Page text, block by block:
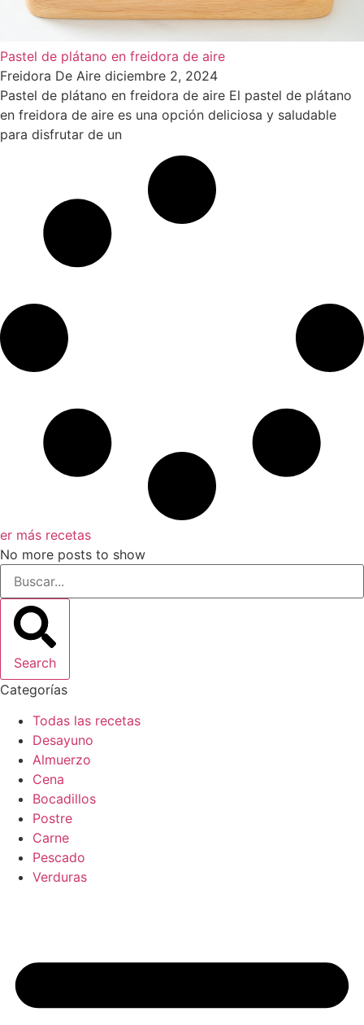
Pastel de plátano en freidora de aire
Freidora De Aire diciembre 2, 2024
Pastel de plátano en freidora de aire El pastel de plátano
en freidora de aire es una opción deliciosa y saludable
para disfrutar de un
er más recetas
No more posts to show
Search
Categorías
Todas las recetas
Desayuno
Almuerzo
Cena
Bocadillos
Postre
Carne
Pescado
Verduras